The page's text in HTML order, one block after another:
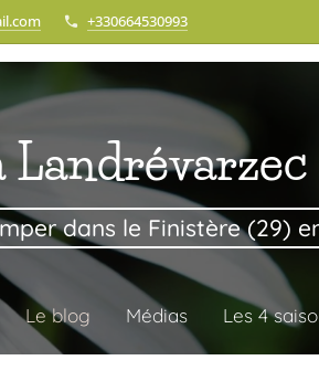
+330664530993
dans le Finistère (29)
Le blog Médias Les 4